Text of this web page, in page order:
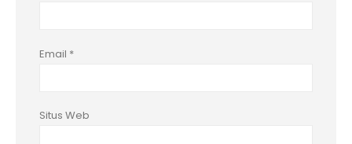
Email *
Situs Web